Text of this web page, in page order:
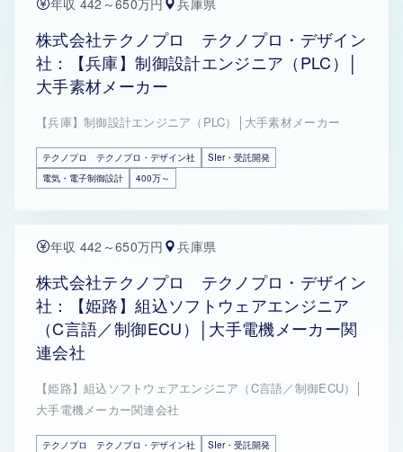
年収 442～650万円 兵庫県
株式会社テクノプロ テクノプロ・デザイン
社：【兵庫】制御設計エンジニア（PLC）│
大手素材メーカー
【兵庫】制御設計エンジニア（PLC）│大手素材メーカー
テクノプロ テクノプロ・デザイン社
SIer・受託開発
電気・電子制御設計
400万～
年収 442～650万円 兵庫県
株式会社テクノプロ テクノプロ・デザイン
社：【姫路】組込ソフトウェアエンジニア
（C言語／制御ECU）│大手電機メーカー関
連会社
【姫路】組込ソフトウェアエンジニア（C言語／制御ECU）│
大手電機メーカー関連会社
テクノプロ テクノプロ・デザイン社
SIer・受託開発